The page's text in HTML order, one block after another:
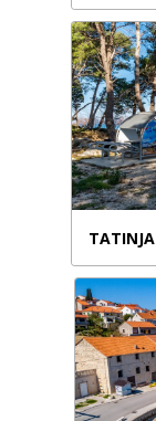
TATINJA